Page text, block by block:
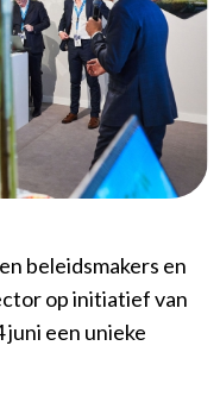
beleidsmakers en
op initiatief van
juni een unieke